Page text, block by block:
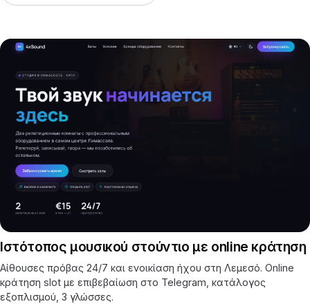
Ιστότοπος μουσικού στούντιο με online κράτηση
Αίθουσες πρόβας 24/7 και ενοικίαση ήχου στη Λεμεσό. Online
κράτηση slot με επιβεβαίωση στο Telegram, κατάλογος
εξοπλισμού, 3 γλώσσες.